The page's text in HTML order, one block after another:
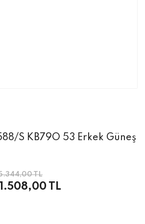
S KB79O 53 Erkek Güneş
TL
11.508,00 TL